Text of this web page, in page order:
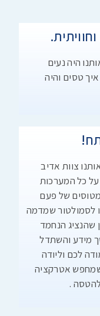
היה נעים
טסים והיה
צוות אדיב
כל המערכות
של פעם
לסמולטור שמדמה
שהנציג הנחמד
מידע והשתדל
לכם וליודה
שמחפש אטרקציה
.